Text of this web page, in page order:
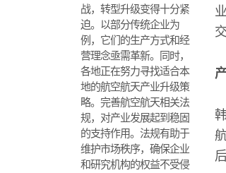
战，转型升级变得十分紧
迫。以部分传统企业为
例，它们的生产方式和经
营理念亟需革新。同时，
各地正在努力寻找适合本
地的航空航天产业升级策
略。完善航空航天相关法
规，对产业发展起到稳固
的支持作用。法规有助于
维护市场秩序，确保企业
和研究机构的权益不受侵